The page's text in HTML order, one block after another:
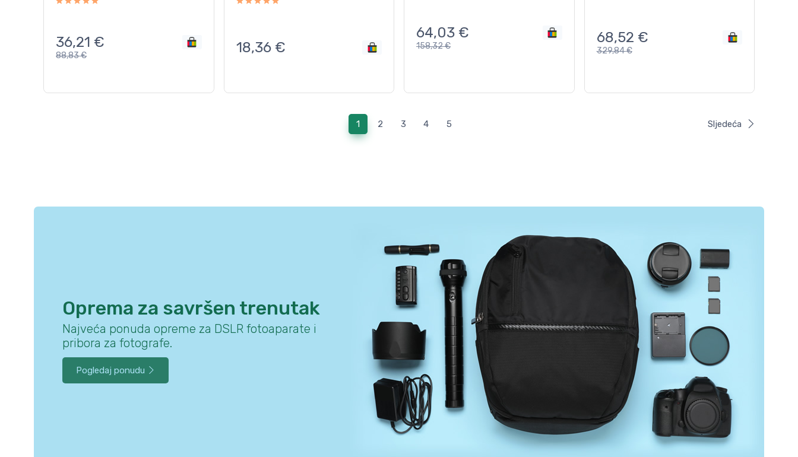
36,21 €
88,83€ 18,36 €
64,03 €
158,32€
68,52 €
329,84€
1(current)
2 3 4 5 Sljedeća
Oprema za savršen trenutak
Najveća ponuda opreme za DSLR fotoaparate i
pribora za fotografe.
Pogledaj ponudu